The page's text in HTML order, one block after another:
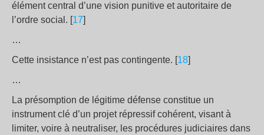
élément central d’une vision punitive et autoritaire de
l’ordre social. [17]
…
Cette insistance n’est pas contingente. [18]
…
La présomption de légitime défense constitue un
instrument clé d’un projet répressif cohérent, visant à
limiter, voire à neutraliser, les procédures judiciaires dans